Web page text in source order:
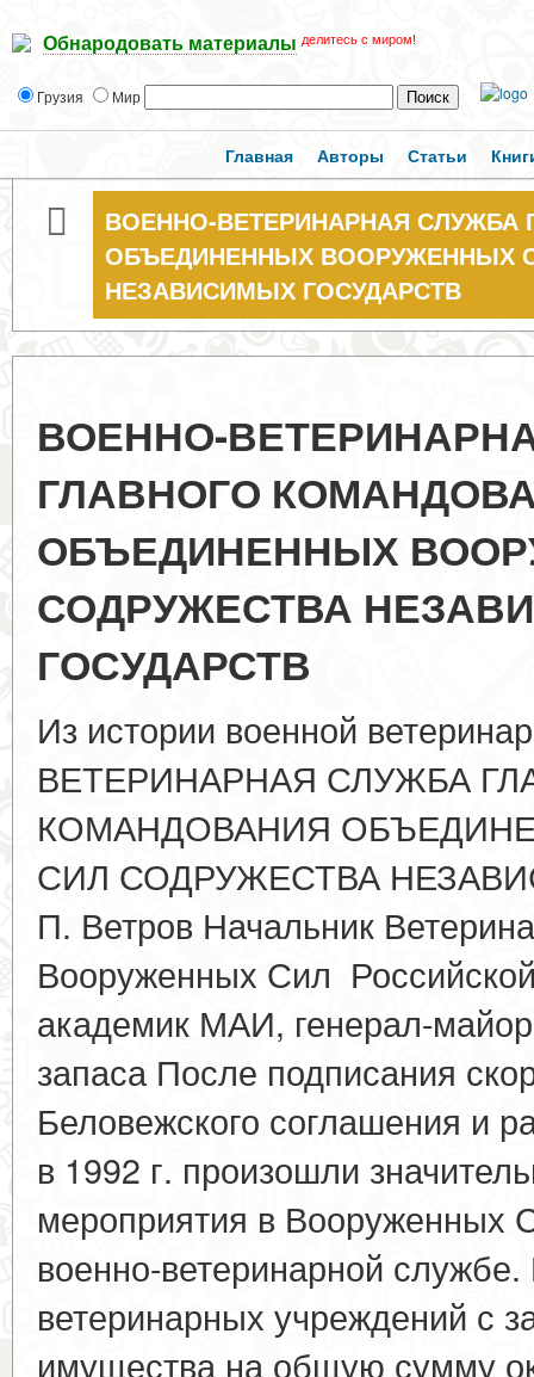
Обнародовать материалы делитесь с миром!
Грузия Мир
Главная Авторы Статьи
ВОЕННО-ВЕТЕРИНАРНАЯ
ОБЪЕДИНЕННЫХ ВООРУЖЕННЫХ
НЕЗАВИСИМЫХ ГОСУДАРСТВ
ВОЕННО-
ГЛАВНОГО
ОБЪЕДИНЕННЫХ
СОДРУЖЕСТВА
ГОСУДАРСТВ
Из истории военной
ВЕТЕРИНАРНАЯ СЛУЖБА
КОМАНДОВАНИЯ
СИЛ СОДРУЖЕСТВА
П. Ветров Начальник
Вооруженных Сил
академик МАИ, генерал-
запаса После подписания
Беловежского соглашения и
в 1992 г. произошли
мероприятия в Вооруженных
военно-ветеринарной
ветеринарных учреждений с
имущества на общую сумму